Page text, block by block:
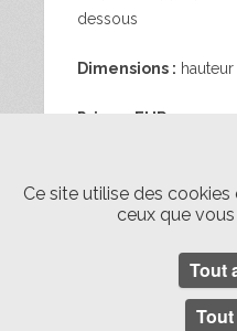
dessous
Dimensions :
Prix : 45EUR
mains propres
fois toutes les 6
envoi Mondial
Ce site utilise des
ceux que
Tout